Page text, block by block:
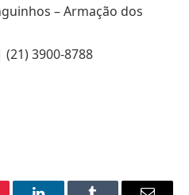
– Armação dos
3900-8788